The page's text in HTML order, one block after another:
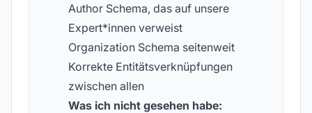
Author Schema, das auf unsere
Expert*innen verweist
Organization Schema seitenweit
Korrekte Entitätsverknüpfungen
zwischen allen
Was ich nicht gesehen habe: